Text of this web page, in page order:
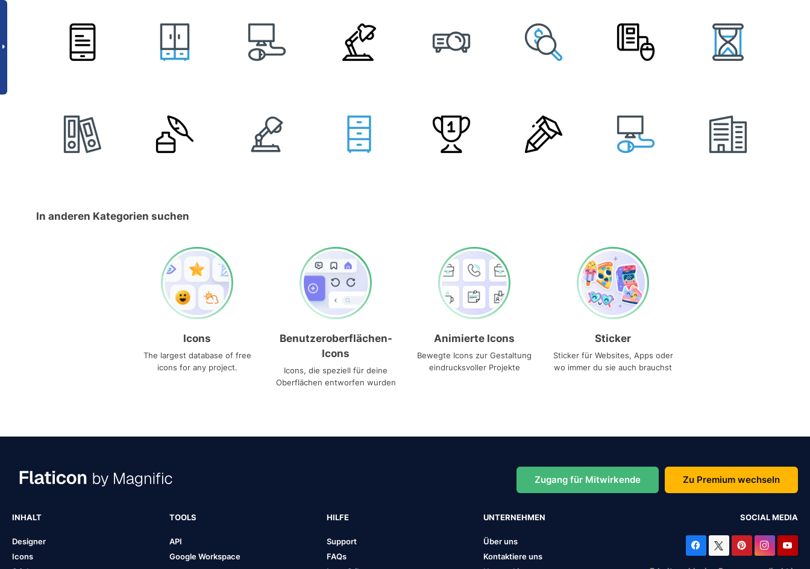
In anderen Kategorien suchen
Icons
The largest database of free
icons for any project.
Benutzeroberflächen-
Icons
Icons, die speziell für deine
Oberflächen entworfen wurden
Animierte Icons
Bewegte Icons zur Gestaltung
eindrucksvoller Projekte
Sticker
Sticker für Websites, Apps oder
wo immer du sie auch brauchst
Zugang für Mitwirkende Zu Premium wechseln
INHALT
Designer
Icons
TOOLS
API
Google Workspace
HILFE
Support
FAQs
UNTERNEHMEN
Über uns
Kontaktiere uns
SOCIAL MEDIA